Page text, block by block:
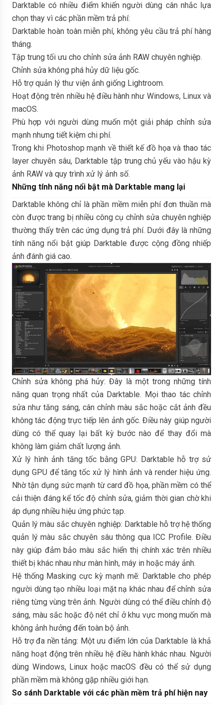
Darktable có nhiều điểm khiến người dùng cân nhắc lựa
chọn thay vì các phần mềm trả phí:
Darktable hoàn toàn miễn phí, không yêu cầu trả phí hàng
tháng.
Tập trung tối ưu cho chỉnh sửa ảnh RAW chuyên nghiệp.
Chỉnh sửa không phá hủy dữ liệu gốc.
Hỗ trợ quản lý thư viện ảnh giống Lightroom.
Hoạt động trên nhiều hệ điều hành như Windows, Linux và
macOS.
Phù hợp với người dùng muốn một giải pháp chỉnh sửa
mạnh nhưng tiết kiệm chi phí.
Trong khi Photoshop mạnh về thiết kế đồ họa và thao tác
layer chuyên sâu, Darktable tập trung chủ yếu vào hậu kỳ
ảnh RAW và quy trình xử lý ảnh số.
Những tính năng nổi bật mà Darktable mang lại
Darktable không chỉ là phần mềm miễn phí đơn thuần mà
còn được trang bị nhiều công cụ chỉnh sửa chuyên nghiệp
thường thấy trên các ứng dụng trả phí. Dưới đây là những
tính năng nổi bật giúp Darktable được cộng đồng nhiếp
ảnh đánh giá cao.
Chỉnh sửa không phá hủy: Đây là một trong những tính
năng quan trọng nhất của Darktable. Mọi thao tác chỉnh
sửa như tăng sáng, cân chỉnh màu sắc hoặc cắt ảnh đều
không tác động trực tiếp lên ảnh gốc. Điều này giúp người
dùng có thể quay lại bất kỳ bước nào để thay đổi mà
không làm giảm chất lượng ảnh.
Xử lý hình ảnh tăng tốc bằng GPU: Darktable hỗ trợ sử
dụng GPU để tăng tốc xử lý hình ảnh và render hiệu ứng.
Nhờ tận dụng sức mạnh từ card đồ họa, phần mềm có thể
cải thiện đáng kể tốc độ chỉnh sửa, giảm thời gian chờ khi
áp dụng nhiều hiệu ứng phức tạp.
Quản lý màu sắc chuyên nghiệp: Darktable hỗ trợ hệ thống
quản lý màu sắc chuyên sâu thông qua ICC Profile. Điều
này giúp đảm bảo màu sắc hiển thị chính xác trên nhiều
thiết bị khác nhau như màn hình, máy in hoặc máy ảnh.
Hệ thống Masking cực kỳ mạnh mẽ: Darktable cho phép
người dùng tạo nhiều loại mặt nạ khác nhau để chỉnh sửa
riêng từng vùng trên ảnh. Người dùng có thể điều chỉnh độ
sáng, màu sắc hoặc độ nét chỉ ở khu vực mong muốn mà
không ảnh hưởng đến toàn bộ ảnh.
Hỗ trợ đa nền tảng: Một ưu điểm lớn của Darktable là khả
năng hoạt động trên nhiều hệ điều hành khác nhau. Người
dùng Windows, Linux hoặc macOS đều có thể sử dụng
phần mềm mà không gặp nhiều giới hạn.
So sánh Darktable với các phần mềm trả phí hiện nay